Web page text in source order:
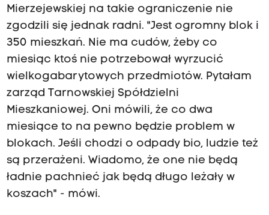
Mierzejewskiej na takie ograniczenie nie
zgodzili się jednak radni. "Jest ogromny blok i
350 mieszkań. Nie ma cudów, żeby co
miesiąc ktoś nie potrzebował wyrzucić
wielkogabarytowych przedmiotów. Pytałam
zarząd Tarnowskiej Spółdzielni
Mieszkaniowej. Oni mówili, że co dwa
miesiące to na pewno będzie problem w
blokach. Jeśli chodzi o odpady bio, ludzie też
są przerażeni. Wiadomo, że one nie będą
ładnie pachnieć jak będą długo leżały w
koszach" - mówi.